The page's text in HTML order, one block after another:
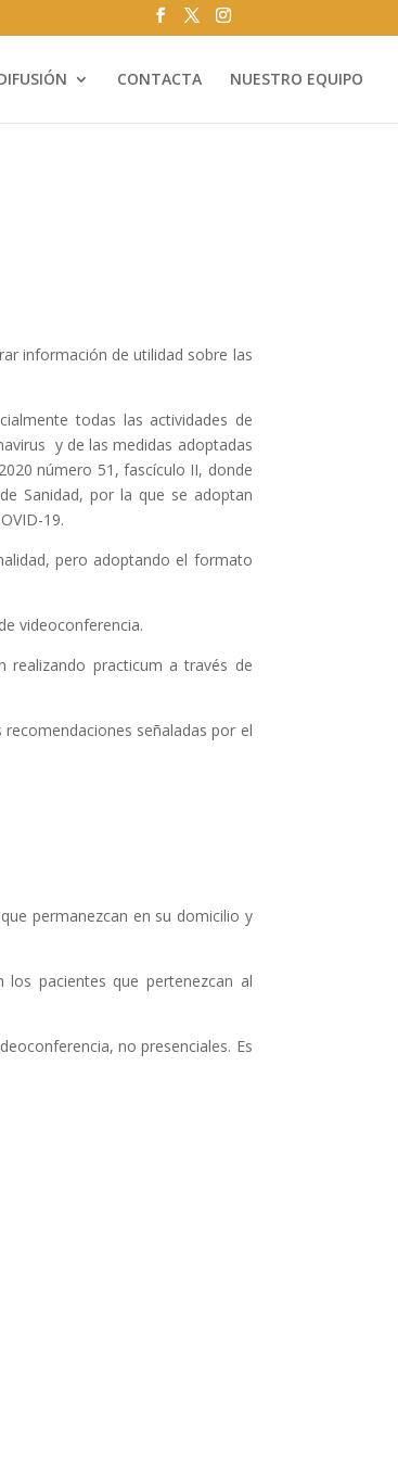
CONTACTA NUESTRO EQUIPO
información de utilidad sobre las
todas las actividades de
y de las medidas adoptadas
número 51, fascículo II, donde
Sanidad, por la que se adoptan
19.
pero adoptando el formato
videoconferencia.
practicum a través de
señaladas por el
permanezcan en su domicilio y
pacientes que pertenezcan al
no presenciales. Es